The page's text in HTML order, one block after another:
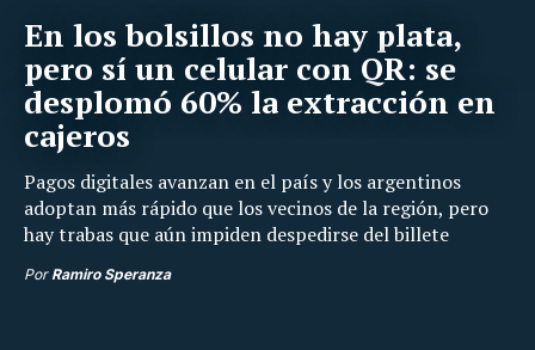
En los bolsillos no hay plata,
pero sí un celular con QR: se
desplomó 60% la extracción en
cajeros
Pagos digitales avanzan en el país y los argentinos
adoptan más rápido que los vecinos de la región, pero
hay trabas que aún impiden despedirse del billete
Por Ramiro Speranza